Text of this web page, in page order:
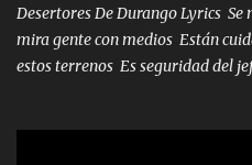
Desertores De Durango Lyrics
mira gente con medios Están
estos terrenos Es seguridad del